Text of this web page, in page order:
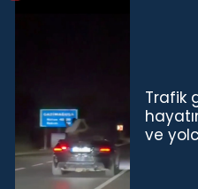
Trafik
ve